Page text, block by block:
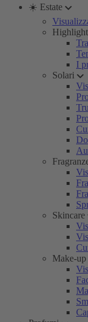
☀️ Estate
I
Solari
Skincare
Make-up